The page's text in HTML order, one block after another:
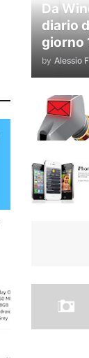
Da
diario
giorno
by Alessio